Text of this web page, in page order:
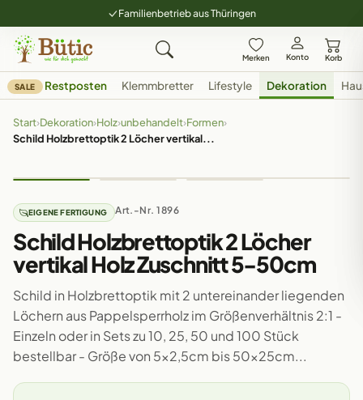
Familienbetrieb aus Thüringen
Merken Konto Korb
SALE Restposten Klemmbretter Lifestyle Dekoration
Start›Dekoration›Holz›unbehandelt›Formen›
Schild Holzbrettoptik 2 Löcher vertikal...
EIGENE FERTIGUNG Art.-Nr. 1896
Schild Holzbrettoptik 2 Löcher
vertikal Holz Zuschnitt 5-50cm
Schild in Holzbrettoptik mit 2 untereinander liegenden
Löchern aus Pappelsperrholz im Größenverhältnis 2:1 -
Einzeln oder in Sets zu 10, 25, 50 und 100 Stück
bestellbar - Größe von 5x2,5cm bis 50x25cm...